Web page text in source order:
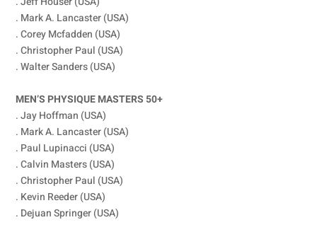
. Mark A. Lancaster (USA)
. Corey Mcfadden (USA)
. Christopher Paul (USA)
. Walter Sanders (USA)
MEN’S PHYSIQUE MASTERS 50+
. Jay Hoffman (USA)
. Mark A. Lancaster (USA)
. Paul Lupinacci (USA)
. Calvin Masters (USA)
. Christopher Paul (USA)
. Kevin Reeder (USA)
. Dejuan Springer (USA)